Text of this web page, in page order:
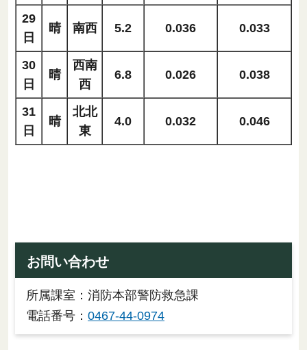
29
日
晴 南西 5.2 0.036 0.033
30
日
晴
西南
西
6.8 0.026 0.038
31
日
晴
北北
東
4.0 0.032 0.046
お問い合わせ
所属課室：消防本部警防救急課
電話番号： 0467-44-0974